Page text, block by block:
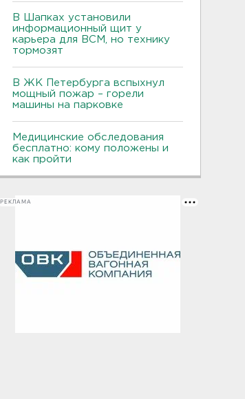
В Шапках установили
информационный щит у
карьера для ВСМ, но технику
тормозят
В ЖК Петербурга вспыхнул
мощный пожар – горели
машины на парковке
Медицинские обследования
бесплатно: кому положены и
как пройти
РЕКЛАМА